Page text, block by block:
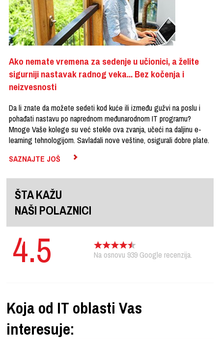
Ako nemate vremena za sedenje u učionici, a želite
sigurniji nastavak radnog veka... Bez kočenja i
neizvesnosti
Da li znate da možete sedeti kod kuće ili između gužvi na poslu i
pohađati nastavu po naprednom međunarodnom IT programu?
Mnoge Vaše kolege su već stekle ova zvanja, učeći na daljinu e-
learning tehnologijom. Savladali nove veštine, osigurali dobre plate.
SAZNAJTE JOŠ
ŠTA KAŽU
NAŠI POLAZNICI
4.5 Na osnovu 939Google recenzija.
Koja od IT oblasti Vas
interesuje: